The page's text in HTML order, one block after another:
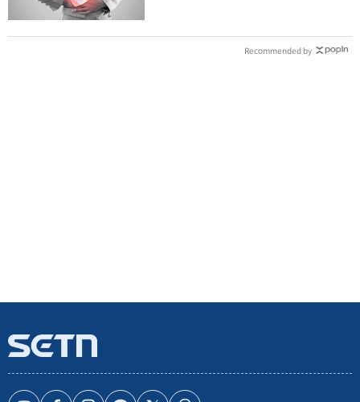
Recommended by